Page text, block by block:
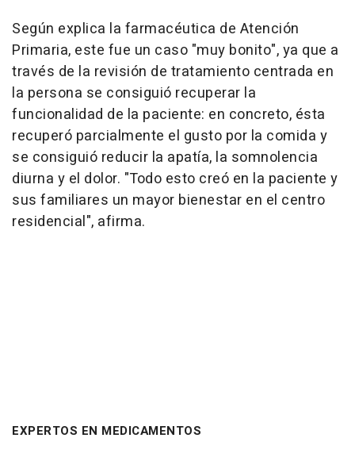
Según explica la farmacéutica de Atención
Primaria, este fue un caso "muy bonito", ya que a
través de la revisión de tratamiento centrada en
la persona se consiguió recuperar la
funcionalidad de la paciente: en concreto, ésta
recuperó parcialmente el gusto por la comida y
se consiguió reducir la apatía, la somnolencia
diurna y el dolor. "Todo esto creó en la paciente y
sus familiares un mayor bienestar en el centro
residencial", afirma.
EXPERTOS EN MEDICAMENTOS